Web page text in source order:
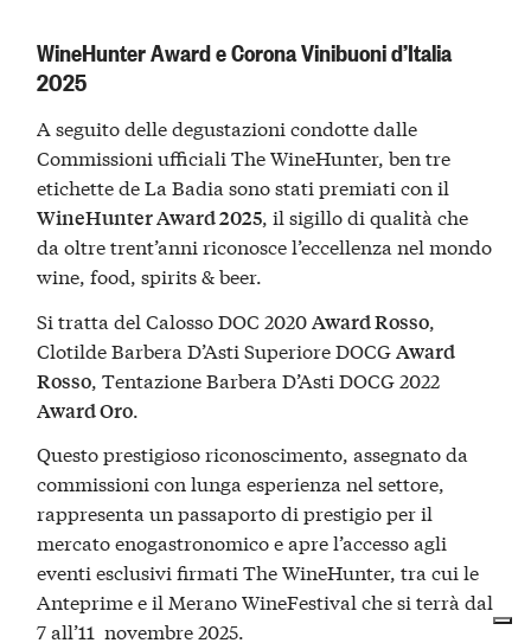
WineHunter Award e Corona Vinibuoni d’Italia
2025
A seguito delle degustazioni condotte dalle
Commissioni ufficiali The WineHunter, ben tre
etichette de La Badia sono stati premiati con il
WineHunter Award 2025, il sigillo di qualità che
da oltre trent’anni riconosce l’eccellenza nel mondo
wine, food, spirits & beer.
Si tratta del Calosso DOC 2020Award Rosso,
Clotilde Barbera D’Asti Superiore DOCGAward
Rosso, Tentazione Barbera D’Asti DOCG 2022
Award Oro.
Questo prestigioso riconoscimento, assegnato da
commissioni con lunga esperienza nel settore,
rappresenta un passaporto di prestigio per il
mercato enogastronomico e apre l’accesso agli
eventi esclusivi firmati The WineHunter, tra cui le
Anteprime e il Merano WineFestival che si terrà dal
7 all’11 novembre 2025.